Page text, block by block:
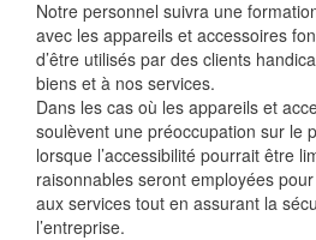
Notre personnel suivra une
avec les appareils et accessoires
d’être utilisés par des clients
biens et à nos services.
Dans les cas où les appareils et
soulèvent une préoccupation sur le
lorsque l’accessibilité pourrait être
raisonnables seront employées
aux services tout en assurant la
l’entreprise.